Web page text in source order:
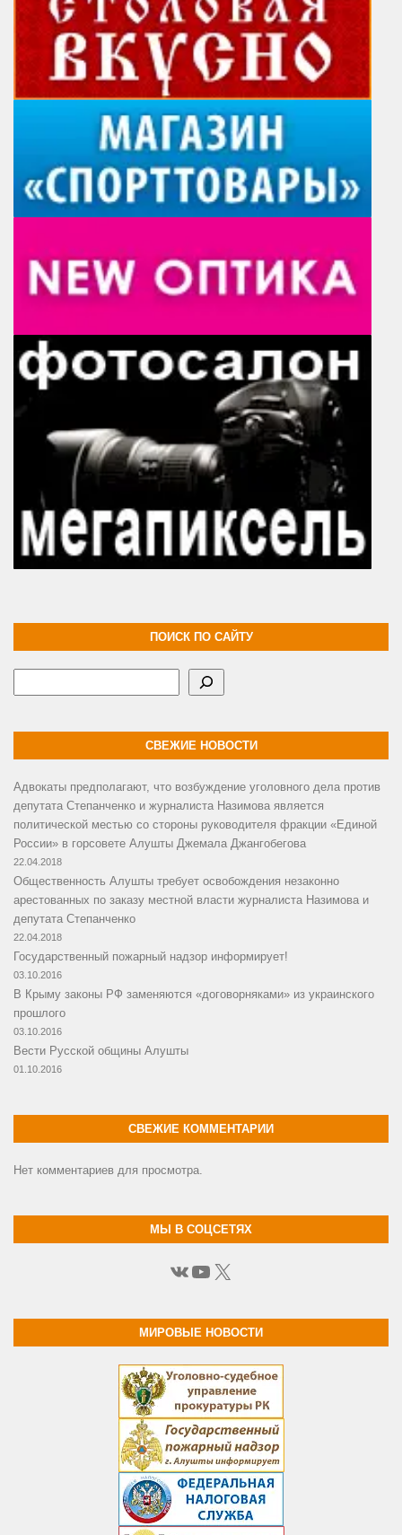
ПОИСК ПО САЙТУ
СВЕЖИЕ НОВОСТИ
Адвокаты предполагают, что возбуждение уголовного дела против
депутата Степанченко и журналиста Назимова является
политической местью со стороны руководителя фракции «Единой
России» в горсовете Алушты Джемала Джангобегова
22.04.2018
Общественность Алушты требует освобождения незаконно
арестованных по заказу местной власти журналиста Назимова и
депутата Степанченко
22.04.2018
Государственный пожарный надзор информирует!
03.10.2016
В Крыму законы РФ заменяются «договорняками» из украинского
прошлого
03.10.2016
Вести Русской общины Алушты
01.10.2016
СВЕЖИЕ КОММЕНТАРИИ
Нет комментариев для просмотра.
МЫ В СОЦСЕТЯХ
ВКонтакте
YouTube
X
МИРОВЫЕ НОВОСТИ